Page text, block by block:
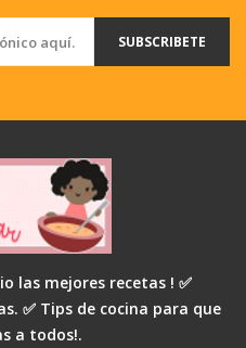
SUBSCRIBETE
las mejores recetas ! ✅
✅ Tips de cocina para que
a todos!.